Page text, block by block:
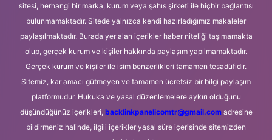
sitesi, herhangi bir marka, kurum veya şahıs şirketi ile hiçbir bağlantısı
bulunmamaktadır. Sitede yalnızca kendi hazırladığımız makaleler
paylaşılmaktadır. Burada yer alan içerikler haber niteliği taşımamakta
olup, gerçek kurum ve kişiler hakkında paylaşım yapılmamaktadır.
Gerçek kurum ve kişiler ile isim benzerlikleri tamamen tesadüfidir.
Sitemiz, kar amacı gütmeyen ve tamamen ücretsiz bir bilgi paylaşım
platformudur. Hukuka ve yasal düzenlemelere aykırı olduğunu
düşündüğünüz içerikleri, backlinkpanelicomtr@gmail.comadresine
bildirmeniz halinde, ilgili içerikler yasal süre içerisinde sitemizden